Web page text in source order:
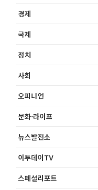
경제
국제
정치
사회
오피니언
문화·라이프
뉴스발전소
이투데이TV
스페셜리포트